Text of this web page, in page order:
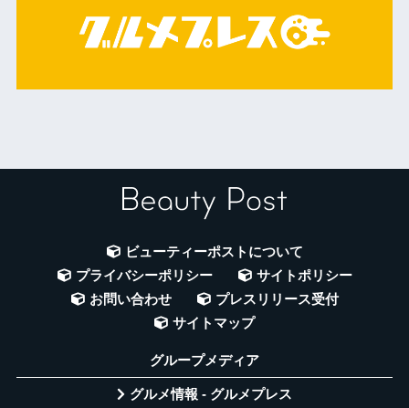
ビューティーポストについて
プライバシーポリシー
サイトポリシー
お問い合わせ
プレスリリース受付
サイトマップ
グループメディア
グルメ情報 - グルメプレス